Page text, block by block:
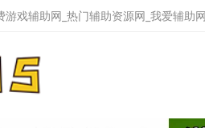
游戏辅助网_热门辅助资源网_我爱辅助